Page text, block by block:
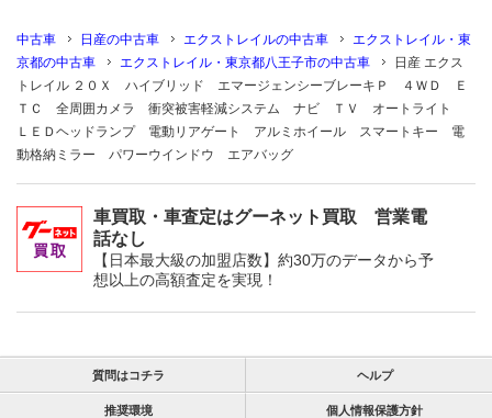
中古車 日産の中古車 エクストレイルの中古車
エクストレイル・東
京都の中古車
エクストレイル・東京都八王子市の中古車
日産 エクス
トレイル ２０Ｘ ハイブリッド エマージェンシーブレーキＰ ４ＷＤ Ｅ
ＴＣ 全周囲カメラ 衝突被害軽減システム ナビ ＴＶ オートライト
ＬＥＤヘッドランプ 電動リアゲート アルミホイール スマートキー 電
動格納ミラー パワーウインドウ エアバッグ
車買取・車査定はグーネット買取 営業電
話なし
【日本最大級の加盟店数】約30万のデータから予
想以上の高額査定を実現！
質問はコチラ ヘルプ
推奨環境 個人情報保護方針